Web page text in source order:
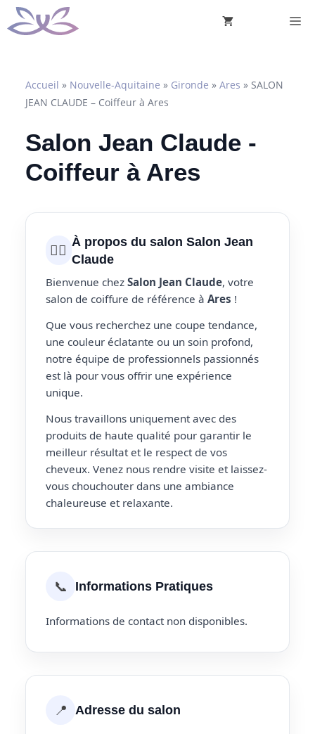
Aller
au
Accueil » Nouvelle-Aquitaine » Gironde » Ares » SALON
JEAN CLAUDE – Coiffeur à Ares
Salon Jean Claude -
Coiffeur à Ares
💇‍♀️ À propos du salon Salon Jean
Claude
Bienvenue chez Salon Jean Claude, votre
salon de coiffure de référence à Ares !
Que vous recherchez une coupe tendance,
une couleur éclatante ou un soin profond,
notre équipe de professionnels passionnés
est là pour vous offrir une expérience
unique.
Nous travaillons uniquement avec des
produits de haute qualité pour garantir le
meilleur résultat et le respect de vos
cheveux. Venez nous rendre visite et laissez-
vous chouchouter dans une ambiance
chaleureuse et relaxante.
📞 Informations Pratiques
Informations de contact non disponibles.
📍 Adresse du salon